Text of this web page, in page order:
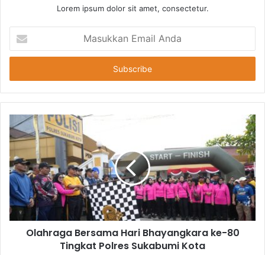
Lorem ipsum dolor sit amet, consectetur.
Email
Anda
Olahraga Bersama Hari Bhayangkara ke-80
Tingkat Polres Sukabumi Kota